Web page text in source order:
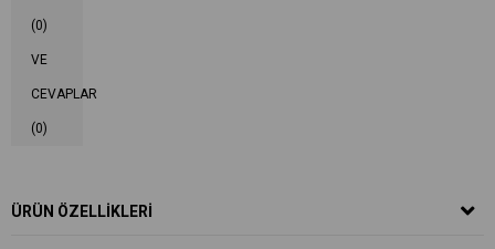
(0)
VE
CEVAPLAR
(0)
ÜRÜN ÖZELLIKLERI